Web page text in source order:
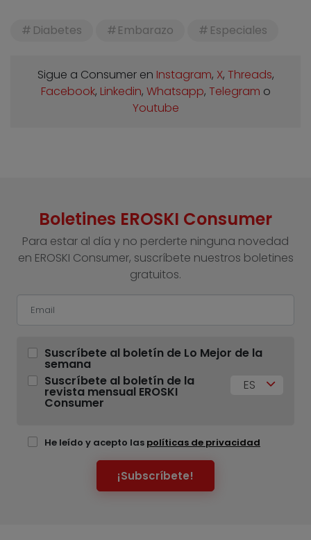
Diabetes Embarazo Especiales
Sigue a Consumer en Instagram, X, Threads,
Facebook, Linkedin, Whatsapp, Telegram o
Youtube
Boletines EROSKI Consumer
Para estar al día y no perderte ninguna novedad
en EROSKI Consumer, suscríbete nuestros boletines
gratuitos.
Suscríbete al boletín de Lo Mejor de la
semana
Suscríbete al boletín de la
revista mensual EROSKI
Consumer
ES
He leído y acepto las políticas de privacidad
¡Subscríbete!